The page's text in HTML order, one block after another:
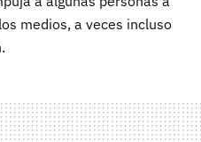
medios, a veces incluso